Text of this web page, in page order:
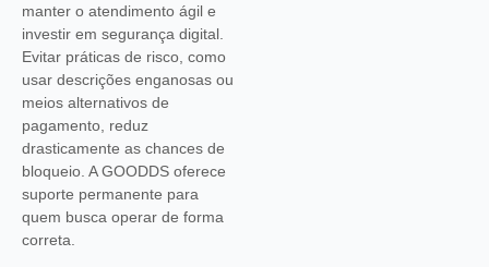
manter o atendimento ágil e
investir em segurança digital.
Evitar práticas de risco, como
usar descrições enganosas ou
meios alternativos de
pagamento, reduz
drasticamente as chances de
bloqueio. A GOODDS oferece
suporte permanente para
quem busca operar de forma
correta.